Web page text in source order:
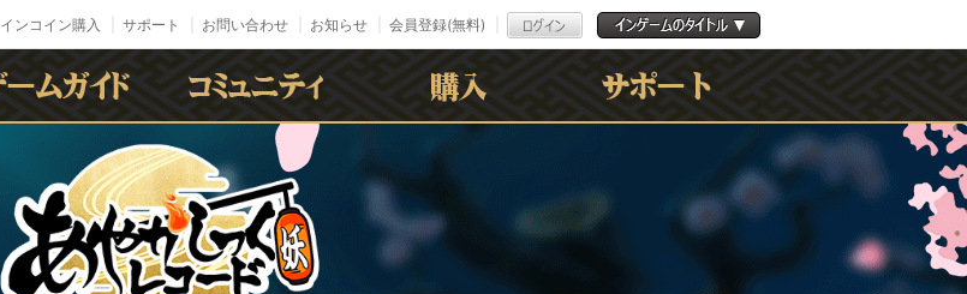
インコイン購入 サポート お問い合わせ お知らせ 会員登録(無料)
利用規約
ﾌﾟﾗｲﾊﾞｼｰﾎﾟﾘｼｰ